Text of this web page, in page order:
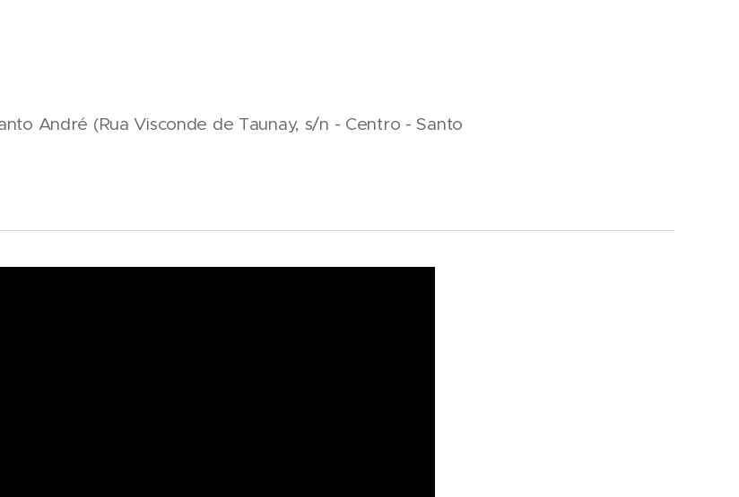
André (Rua Visconde de Taunay, s/n - Centro - Santo